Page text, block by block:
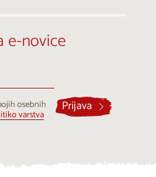
e-novice
osebnih
varstva Prijava